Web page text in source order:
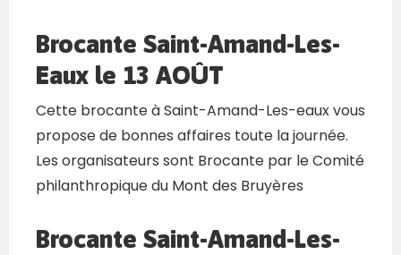
Brocante Saint-Amand-Les-
Eaux le 13 AOÛT
Cette brocante à Saint-Amand-Les-eaux vous
propose de bonnes affaires toute la journée.
Les organisateurs sont Brocante par le Comité
philanthropique du Mont des Bruyères
Brocante Saint-Amand-Les-